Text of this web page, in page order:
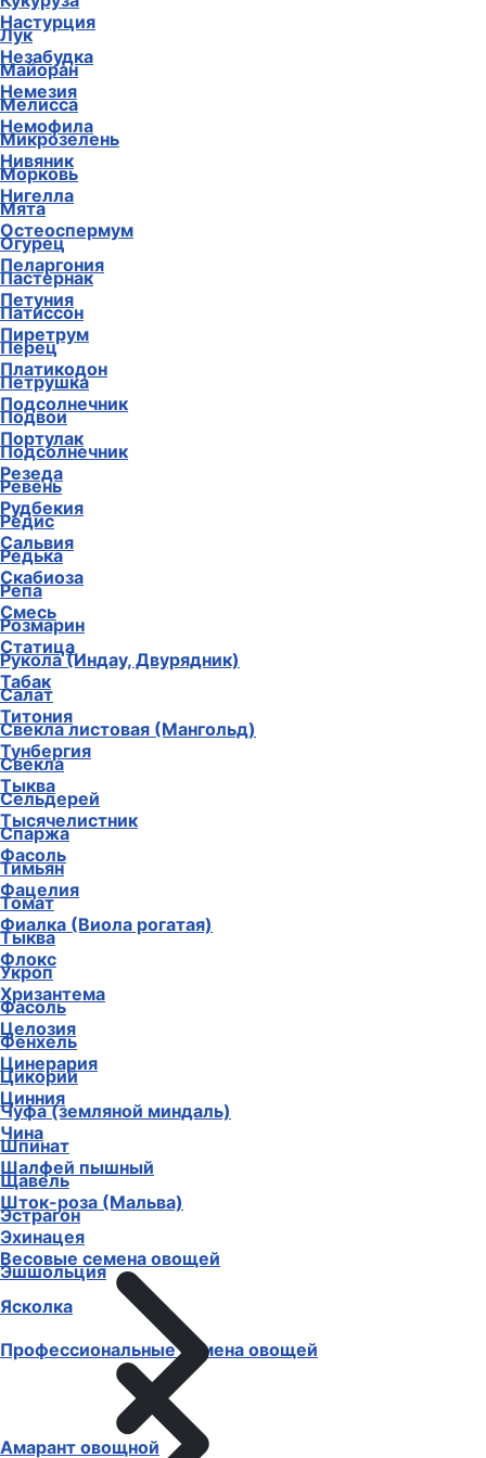
Настурция
Незабудка
Немезия
Немофила
Нивяник
Нигелла
Остеоспермум
Пеларгония
Петуния
Пиретрум
Платикодон
Подсолнечник
Портулак
Резеда
Рудбекия
Сальвия
Скабиоза
Смесь
Статица
Табак
Титония
Тунбергия
Тыква
Тысячелистник
Фасоль
Фацелия
Фиалка (Виола рогатая)
Флокс
Хризантема
Целозия
Цинерария
Цинния
Чина
Шалфей пышный
Шток-роза (Мальва)
Эхинацея
Эшшольция
Ясколка
Профессиональные семена овощей
Лук
Майоран
Мелисса
Микрозелень
Морковь
Мята
Огурец
Пастернак
Патиссон
Перец
Петрушка
Подвои
Подсолнечник
Ревень
Редис
Редька
Репа
Розмарин
Рукола (Индау, Двурядник)
Салат
Свекла листовая (Мангольд)
Свекла
Сельдерей
Спаржа
Тимьян
Томат
Тыква
Укроп
Фасоль
Фенхель
Цикорий
Чуфа (земляной миндаль)
Шпинат
Щавель
Эстрагон
Весовые семена овощей
Амарант овощной